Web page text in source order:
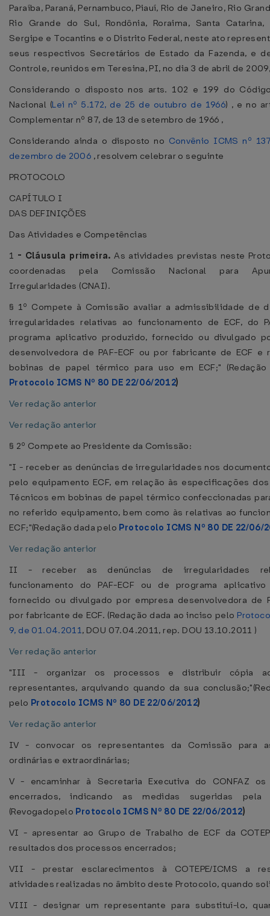
Paraíba, Paraná, Pernambuco, Piauí, Rio de Janeiro, Rio
Rio Grande do Sul, Rondônia, Roraima, Santa Catarina,
Sergipe e Tocantins e o Distrito Federal, neste ato
seus respectivos Secretários de Estado da Fazenda, e
Controle, reunidos em Teresina, PI, no dia 3 de abril de
Considerando o disposto nos arts. 102 e 199 do
Nacional (Lei nº 5.172, de 25 de outubro de 1966) , e no
Complementar nº 87, de 13 de setembro de 1966 ,
Considerando ainda o disposto no Convênio ICMS nº
dezembro de 2006 , resolvem celebrar o seguinte
PROTOCOLO
CAPÍTULO I
DAS DEFINIÇÕES
Das Atividades e Competências
1 - Cláusula primeira.As atividades previstas neste
coordenadas pela Comissão Nacional para
Irregularidades (CNAI).
§ 1º Compete à Comissão avaliar a admissibilidade de
irregularidades relativas ao funcionamento de ECF, do
programa aplicativo produzido, fornecido ou divulgado
desenvolvedora de PAF-ECF ou por fabricante de ECF e
bobinas de papel térmico para uso em ECF;"
Protocolo ICMS Nº 80 DE 22/06/2012)
Ver redação anterior
Ver redação anterior
§ 2º Compete ao Presidente da Comissão:
"I - receber as denúncias de irregularidades nos
pelo equipamento ECF, em relação às especificações
Técnicos em bobinas de papel térmico confeccionadas
no referido equipamento, bem como às relativas ao
ECF;"(Redação dada pelo Protocolo ICMS Nº 80 DE 22/06/
Ver redação anterior
II - receber as denúncias de irregularidades
funcionamento do PAF-ECF ou de programa aplicativo
fornecido ou divulgado por empresa desenvolvedora de
por fabricante de ECF. (Redação dada ao inciso pelo
9, de 01.04.2011, DOU 07.04.2011, rep. DOU 13.10.2011 )
Ver redação anterior
"III - organizar os processos e distribuir cópia
representantes, arquivando quando da sua
pelo Protocolo ICMS Nº 80 DE 22/06/2012)
Ver redação anterior
IV - convocar os representantes da Comissão para
ordinárias e extraordinárias;
V - encaminhar à Secretaria Executiva do CONFAZ os
encerrados, indicando as medidas sugeridas pela
(Revogadopelo Protocolo ICMS Nº 80 DE 22/06/2012)
VI - apresentar ao Grupo de Trabalho de ECF da
resultados dos processos encerrados;
VII - prestar esclarecimentos à COTEPE/ICMS a
atividades realizadas no âmbito deste Protocolo, quando
VIII - designar um representante para substituí-lo,